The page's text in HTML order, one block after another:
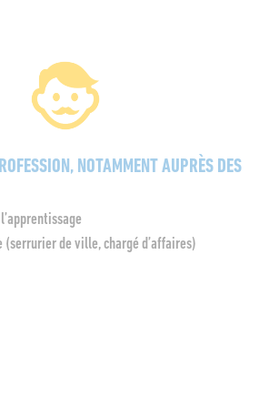
accept terms & condition
NOTAMMENT AUPRÈS DES
(serrurier de ville, chargé d’affaires)